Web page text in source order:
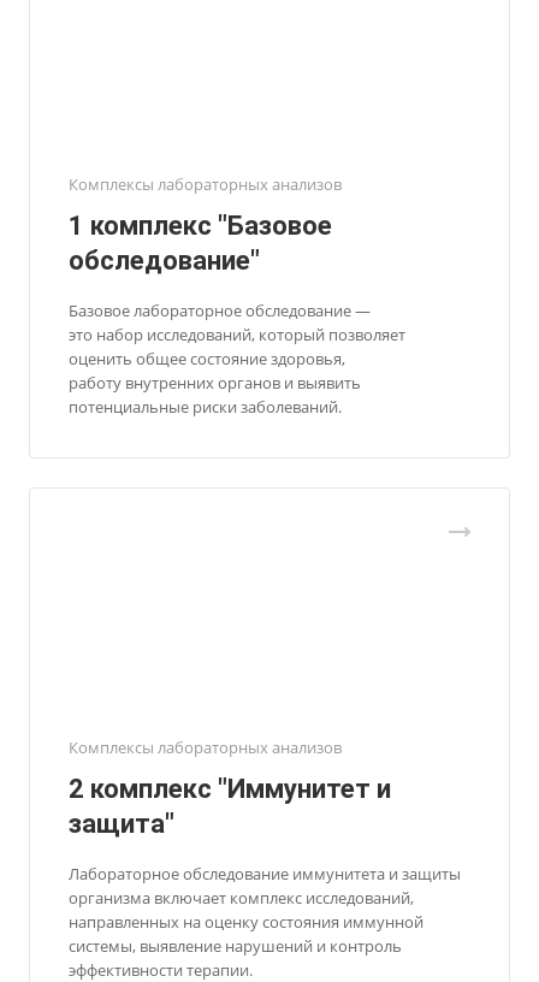
Комплексы лабораторных анализов
1 комплекс "Базовое
обследование"
Базовое лабораторное обследование —
это набор исследований, который позволяет
оценить общее состояние здоровья,
работу внутренних органов и выявить
потенциальные риски заболеваний.
Комплексы лабораторных анализов
2 комплекс "Иммунитет и
защита"
Лабораторное обследование иммунитета и защиты
организма включает комплекс исследований,
направленных на оценку состояния иммунной
системы, выявление нарушений и контроль
эффективности терапии.